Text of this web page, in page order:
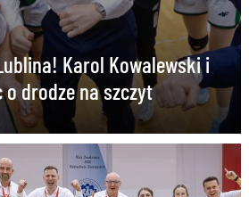
Karol Kowalewski i
o drodze na szczyt